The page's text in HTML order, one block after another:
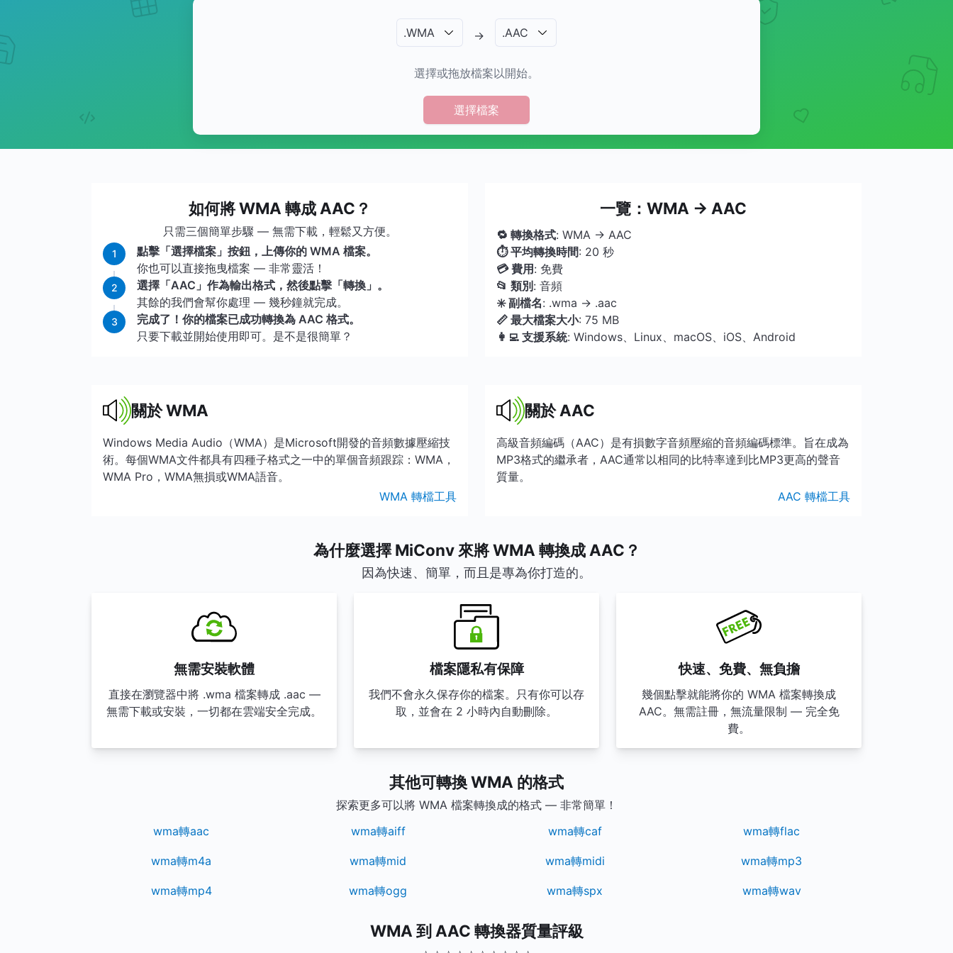
.WMA → .AAC
選擇或拖放檔案以開始。
選擇檔案
如何將 WMA 轉成 AAC？
只需三個簡單步驟 — 無需下載，輕鬆又方便。
1
點擊「選擇檔案」按鈕，上傳你的 WMA 檔案。
你也可以直接拖曳檔案 — 非常靈活！
2
選擇「AAC」作為輸出格式，然後點擊「轉換」。
其餘的我們會幫你處理 — 幾秒鐘就完成。
3
完成了！你的檔案已成功轉換為 AAC 格式。
只要下載並開始使用即可。是不是很簡單？
一覽：WMA → AAC
🔁 轉換格式: WMA → AAC
⏱ 平均轉換時間: 20 秒
💳 費用 : 免費
📂 類別 : 音頻
✳️ 副檔名: .wma → .aac
📏 最大檔案大小: 75 MB
👩‍💻 支援系統: Windows、Linux、macOS、iOS、Android
關於 WMA
Windows Media Audio（WMA）是Microsoft開發的音頻數據壓縮技
術。每個WMA文件都具有四種子格式之一中的單個音頻跟踪：WMA，
WMA Pro，WMA無損或WMA語音。
WMA 轉檔工具
關於 AAC
高級音頻編碼（AAC）是有損數字音頻壓縮的音頻編碼標準。旨在成為
MP3格式的繼承者，AAC通常以相同的比特率達到比MP3更高的聲音
質量。
AAC 轉檔工具
為什麼選擇 MiConv 來將 WMA 轉換成 AAC？
因為快速、簡單，而且是專為你打造的。
無需安裝軟體
直接在瀏覽器中將 .wma 檔案轉成 .aac —
無需下載或安裝，一切都在雲端安全完成。
檔案隱私有保障
我們不會永久保存你的檔案。只有你可以存
取，並會在 2 小時內自動刪除。
快速、免費、無負擔
幾個點擊就能將你的 WMA 檔案轉換成
AAC。無需註冊，無流量限制 — 完全免
費。
其他可轉換 WMA 的格式
探索更多可以將 WMA 檔案轉換成的格式 — 非常簡單！
wma轉aac
wma轉aiff wma轉caf wma轉flac
wma轉m4a wma轉mid wma轉midi wma轉mp3
wma轉mp4 wma轉ogg wma轉spx wma轉wav
WMA 到 AAC 轉換器質量評級